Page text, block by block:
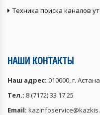
Техника поиска каналов
НАШИ КОНТАКТЫ
Наш адрес: 010000, г.
Тел.: 8 (7172) 33 17 25
Email: